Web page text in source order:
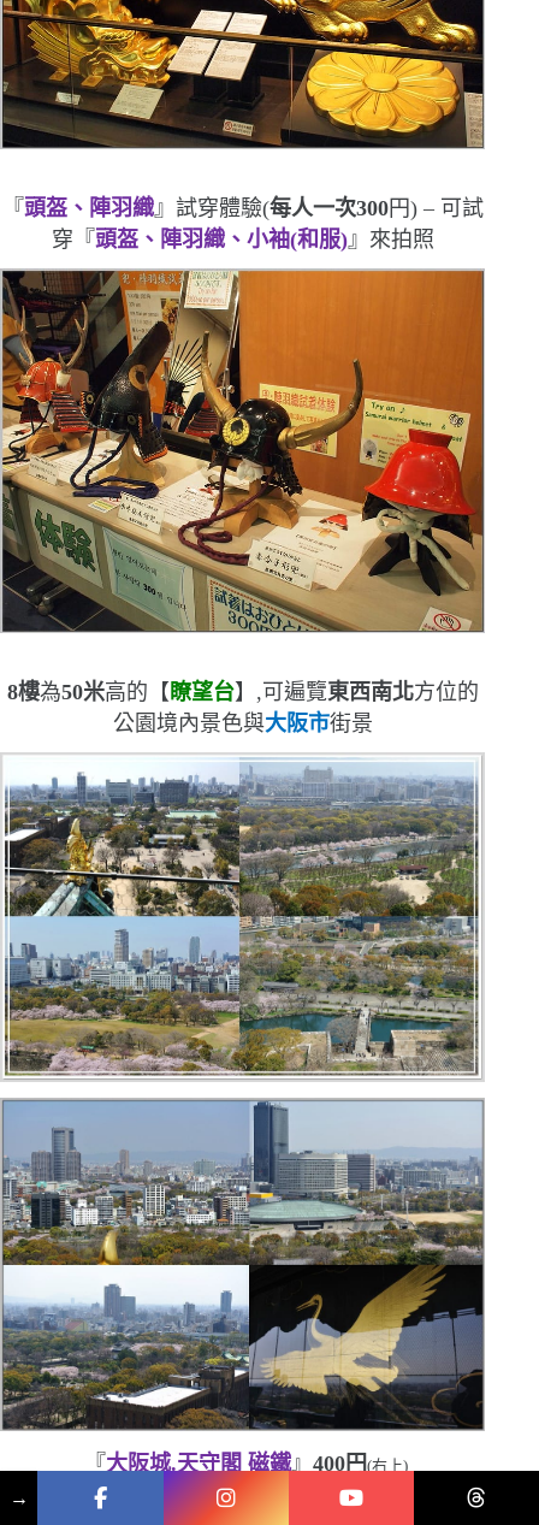
『 頭盔、陣羽織』試穿體驗(每人一次300円) – 可試
穿『 頭盔、陣羽織、小袖(和服)』來拍照
8樓為50米高的【 瞭望台】,可遍覽東西南北方位的
公園境內景色與大阪市街景
『 大阪城.天守閣 磁鐵』 400円 (右上)
→